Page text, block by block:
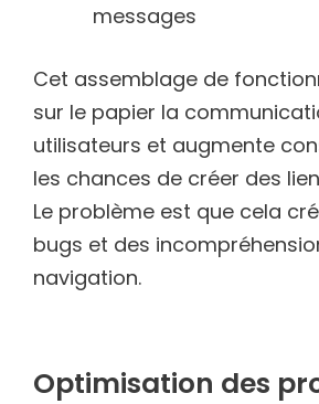
messages
Cet assemblage de
sur le papier la
utilisateurs et augmente
les chances de créer des
Le problème est que cela
bugs et des
navigation.
Optimisation des